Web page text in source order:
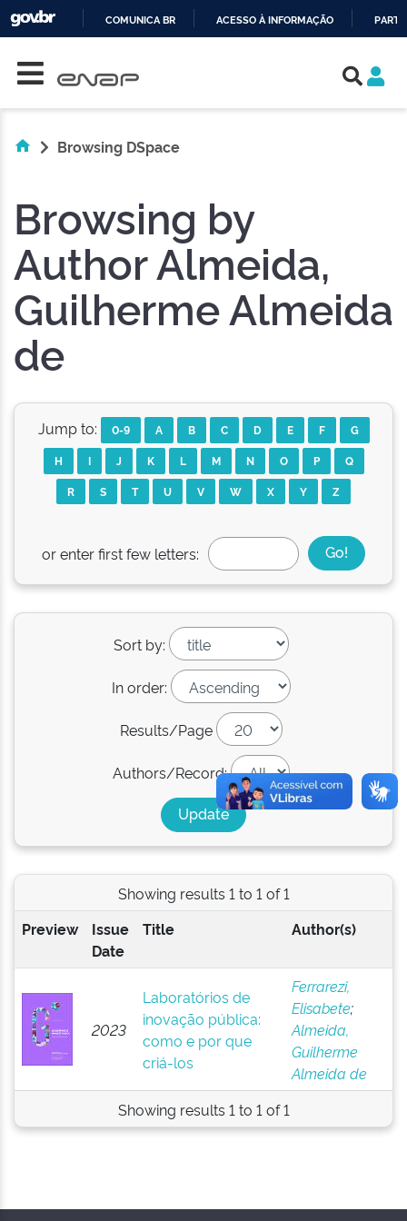
COMUNICA BR ACESSO À INFORMAÇÃO
Browsing DSpace
Browsing by
Author Almeida,
Guilherme Almeida
de
Jump to: 0-9 A B C D E F
G
H
I J K L M N O P
Q
R
S T U V W X Y Z
or enter first few letters:
Sort by:
In order:
Results/Page
Authors/Record:
Showing results 1 to 1 of 1
Preview
Issue
Date
Title Author(s)
2023
Laboratórios de
inovação pública:
como e por que
criá-los
Ferrarezi,
Elisabete;
Almeida,
Guilherme
Almeida de
Showing results 1 to 1 of 1